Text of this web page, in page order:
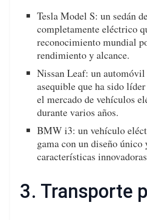
Tesla Model S: un sedán
completamente eléctrico
reconocimiento mundial
rendimiento y alcance.
Nissan Leaf: un
asequible que ha sido
el mercado de vehículos
durante varios años.
BMW i3: un vehículo
gama con un diseño único
características
3. Transporte